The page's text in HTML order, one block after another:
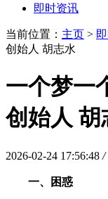
即时资讯
当前位置： 主页 >
创始人 胡志水
一个梦一
创始人 胡
2026-02-24 17:56:48 /
一、困惑